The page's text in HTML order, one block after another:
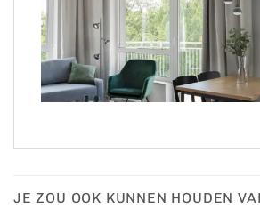
JE ZOU OOK KUNNEN HOUDEN